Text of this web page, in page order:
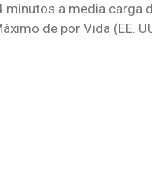
a media carga
de por Vida (EE.